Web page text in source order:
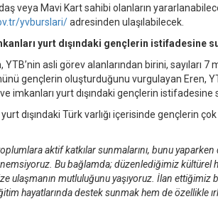
veya Mavi Kart sahibi olanların
yvburslari/adresinden ulaşılabilecek.
yurt dışındaki gençlerin istifadesine
YTB’nin asli görev alanlarından birini, sayıları
gençlerin oluşturduğunu vurgulayan Eren,
imkanları yurt dışındaki gençlerin istifadesine
dışındaki Türk varlığı içerisinde gençlerin
aktif katkılar sunmalarını, bunu
Bu bağlamda; düzenlediğimiz
ulaşmanın mutluluğunu yaşıyoruz. İlan ettiğimiz
hayatlarında destek sunmak hem de özellikle